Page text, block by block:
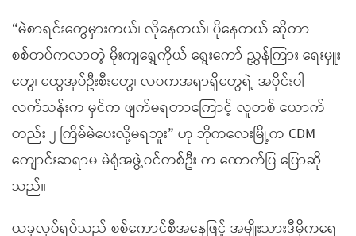
“မဲစာရင်းတွေမှားတယ်၊ လိုနေတယ်၊ ပိုနေတယ် ဆိုတာ
စစ်တပ်ကလာတဲ့ မိုးကျရွှေကိုယ် ရွေးကော် ညွှန်ကြား ရေးမှူး
တွေ၊ ထွေအုပ်ဦးစီးတွေ၊ လဝကအရာရှိတွေရဲ့ အပိုင်းပါ
လက်သန်းက မှင်က ဖျက်မရတာကြောင့် လူတစ် ယောက်
တည်း ၂ ကြိမ်မဲပေးလို့မရဘူး” ဟု ဘိုကလေးမြို့က CDM
ကျောင်းဆရာမ မဲရုံအဖွဲ့ဝင်တစ်ဦး က ထောက်ပြ ပြောဆို
သည်။
ယခုလုပ်ရပ်သည် စစ်ကောင်စီအနေဖြင့် အမျိုးသားဒီမိုကရေ